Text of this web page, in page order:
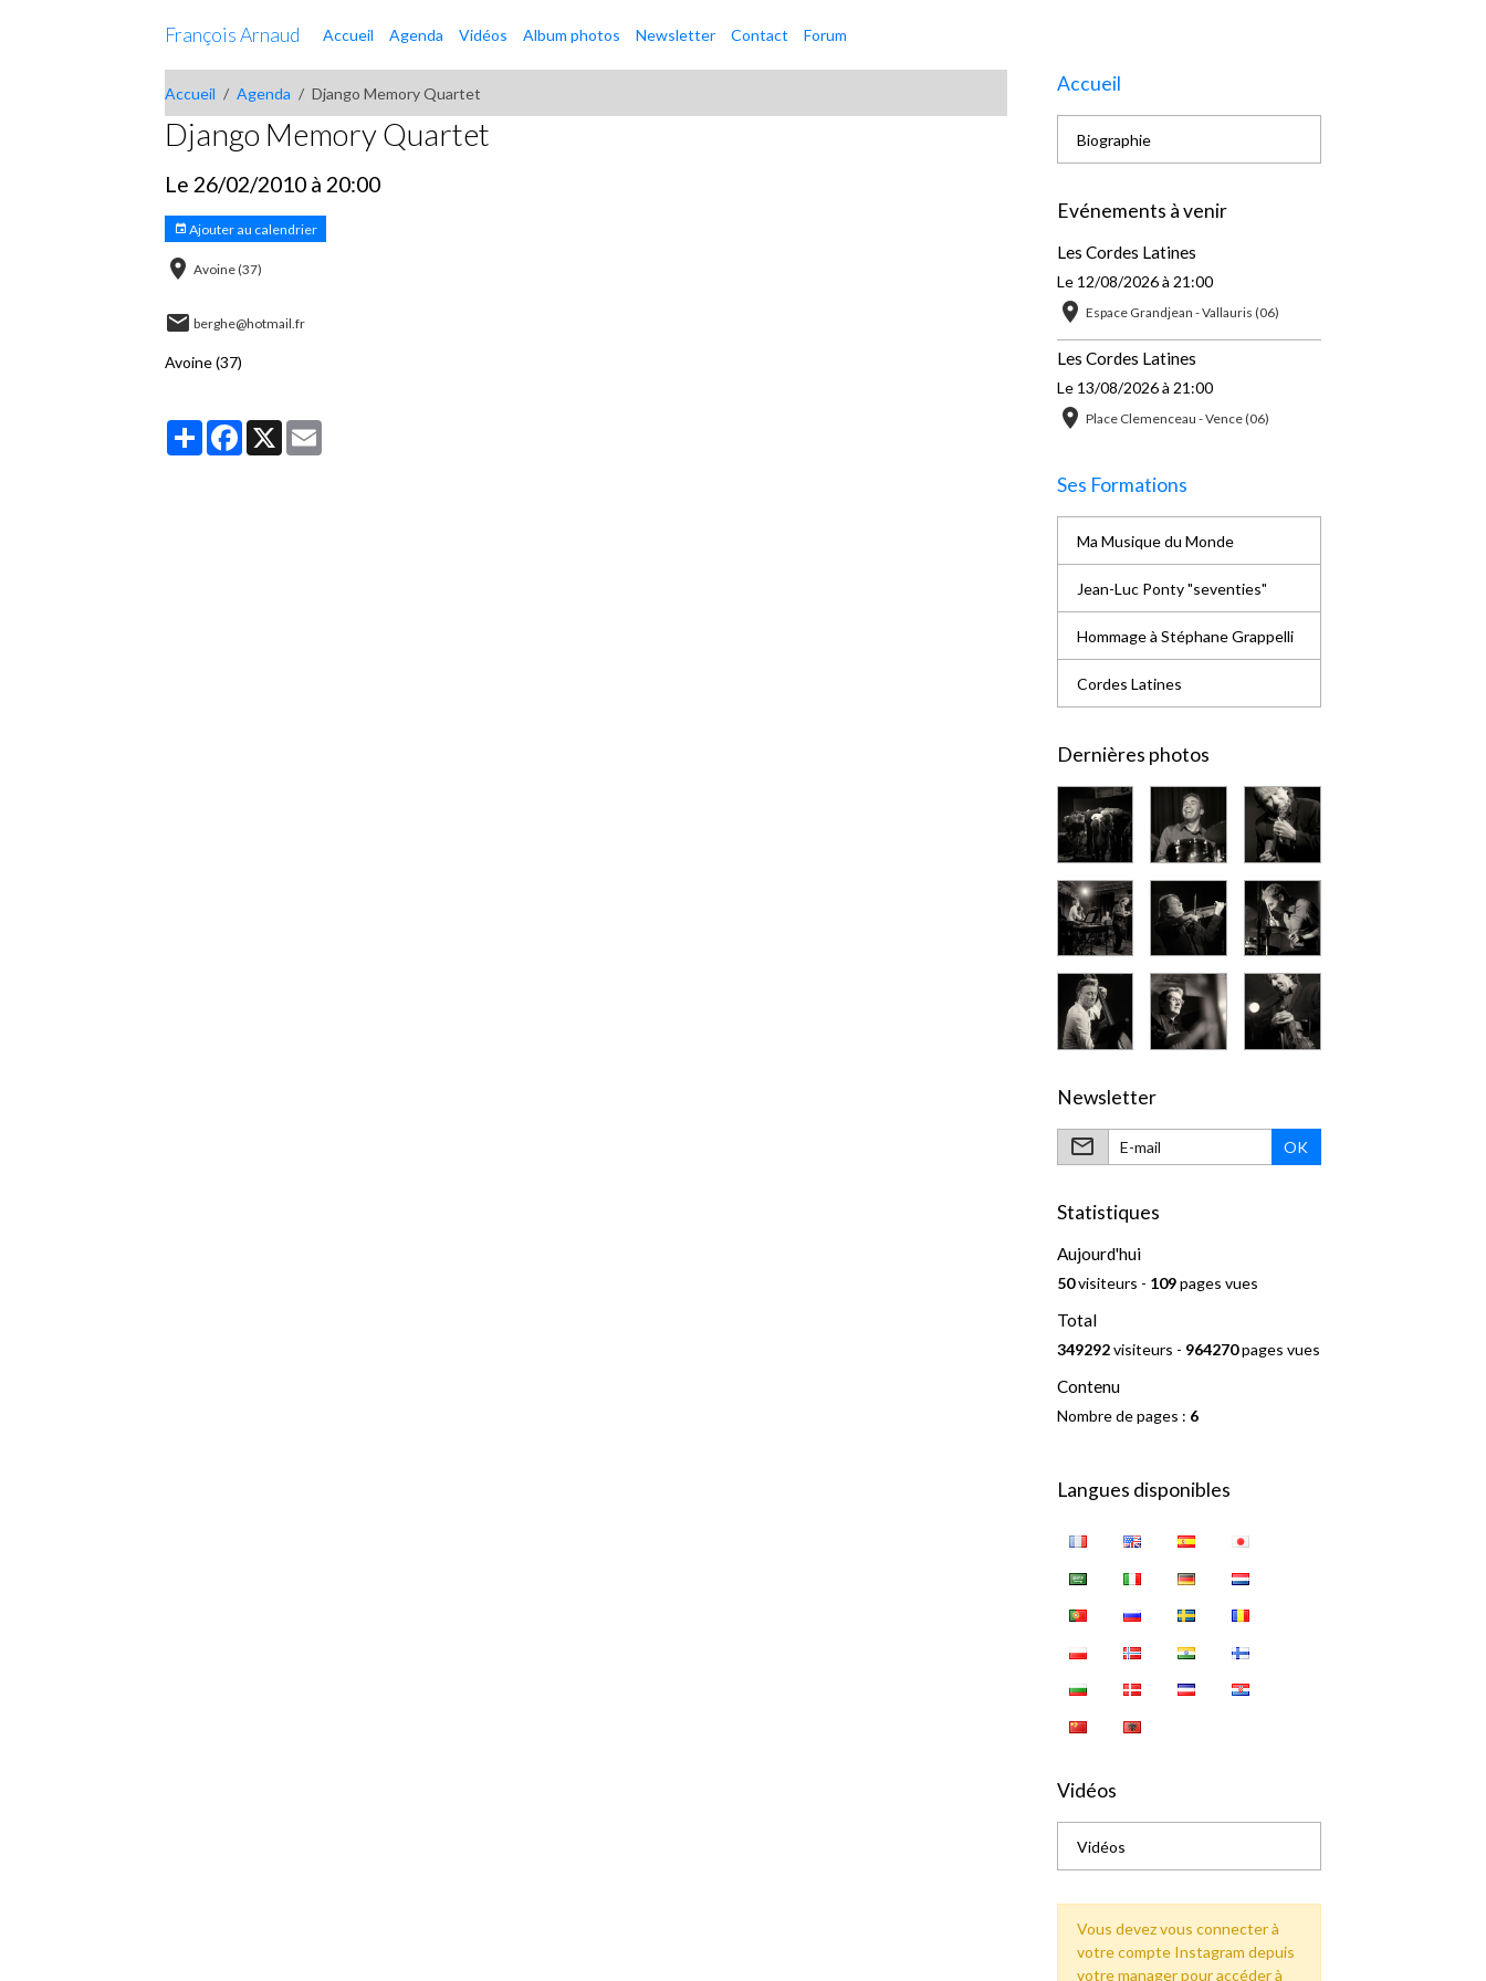
François Arnaud Accueil Agenda Vidéos Album photos Newsletter Contact Forum
Accueil Agenda Django Memory Quartet
Django Memory Quartet
Le 26/02/2010 à 20:00
Ajouter au calendrier
Avoine (37)
berghe@hotmail.fr
Avoine (37)
PartagerFacebook
X
Accueil
Biographie
Evénements à venir
Les Cordes Latines
Le 12/08/2026à 21:00
Espace Grandjean - Vallauris (06)
Les Cordes Latines
Le 13/08/2026à 21:00
Place Clemenceau - Vence (06)
Ses Formations
Ma Musique du Monde
Jean-Luc Ponty "seventies"
Hommage à Stéphane Grappelli
Cordes Latines
Dernières photos
Newsletter
OK
Statistiques
Aujourd'hui
50visiteurs - 109pages vues
Total
349292visiteurs - 964270pages vues
Contenu
Nombre de pages : 6
Langues disponibles
Vidéos
Vidéos
Vous devez vous connecter à
votre compte Instagram depuis
votre manager pour accéder à